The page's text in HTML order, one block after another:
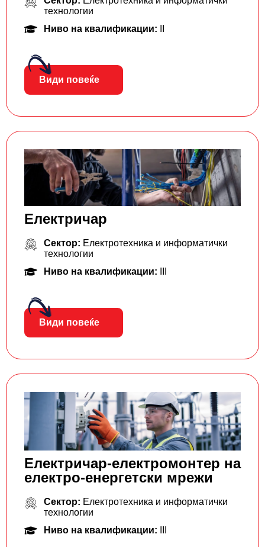
технологии
Ниво на квалификации:
Види повеќе
Електричар
Сектор: Електротехника и информатички
технологии
Ниво на квалификации:
Види повеќе
Електричар-електромонтер на
електро-енергетски мрежи
Сектор: Електротехника и информатички
технологии
Ниво на квалификации: